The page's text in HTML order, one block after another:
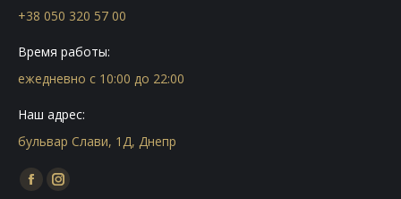
+38 050 320 57 00
Время работы:
ежедневно с 10:00 до 22:00
Наш адрес:
бульвар Слави, 1Д, Днепр
Find us on:
FacebookInstagram